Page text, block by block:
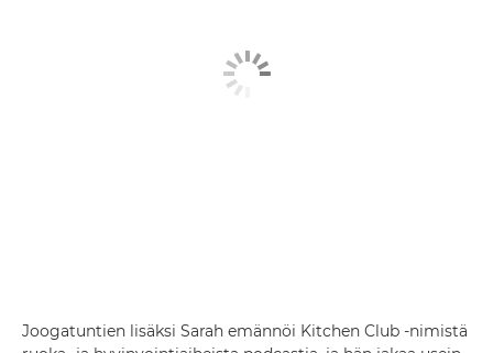
Joogatuntien lisäksi Sarah emännöi Kitchen Club -nimistä